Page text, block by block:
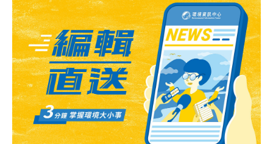
成。然而張志名指出，台灣牛相當怕熱，適合生長的環境
氣溫是15至20℃，小牛的生產數因天氣不穩定，銳減許
多，他的牧場的小牛數量，相較去年就少了近100頭。
「牛隻越來越難飼養。」張志名指出，氣候變遷使台灣牛
雛牛減少，相對購入的成本提高，去年購入雛牛每公斤
105元，今年漲到135元，預估冬天與明年需求量會再增
加，價格會持續攀升，但供給量將會逐年降低。